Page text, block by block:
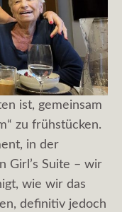
ist, gemeinsam
zu frühstücken.
in der
Girl’s Suite – wir
wie wir das
definitiv jedoch